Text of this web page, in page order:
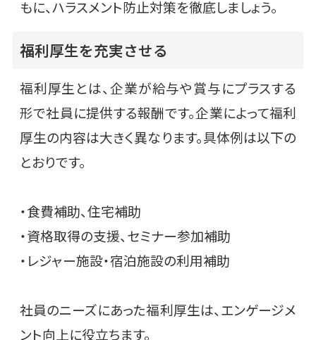
もに、ハラスメント防止対策を徹底しましょう。
福利厚生を充実させる
福利厚生とは、企業が給与や賞与にプラスする
形で社員に提供する報酬です。企業によって福利
厚生の内容は大きく異なります。具体例は以下の
とおりです。
・食費補助、住宅補助
・資格取得の支援、セミナー参加補助
・レジャー施設・宿泊施設の利用補助
社員のニーズにあった福利厚生は、エンゲージメ
ント向上に役立ちます。